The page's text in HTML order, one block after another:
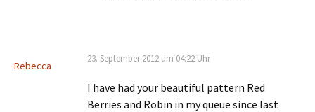
Rebecca
23. September 2012 um 04:22 Uhr
I have had your beautiful pattern Red
Berries and Robin in my queue since last